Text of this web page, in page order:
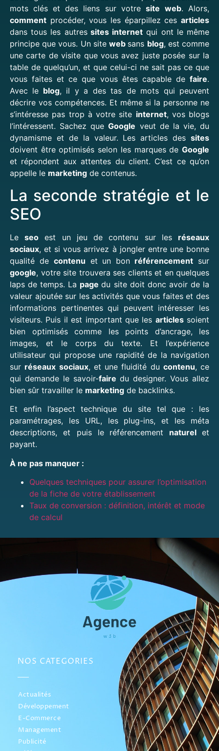
mots clés et des liens sur votre site web. Alors,
comment procéder, vous les éparpillez ces articles
dans tous les autressites internet qui ont le même
principe que vous. Un siteweb sans blog, est comme
une carte de visite que vous avez juste posée sur la
table de quelqu’un, et que celui-ci ne sait pas ce que
vous faites et ce que vous êtes capable de faire.
Avec le blog, il y a des tas de mots qui peuvent
décrire vos compétences. Et même si la personne ne
s’intéresse pas trop à votre site internet, vos blogs
l’intéressent. Sachez queGoogle veut de la vie, du
dynamisme et de la valeur. Les articles des sites
doivent être optimisés selon les marques de Google
et répondent aux attentes du client. C’est ce qu’on
appelle le marketing de contenus.
La seconde stratégie et le
SEO
Leseo est un jeu de contenu sur les réseaux
sociaux, et si vous arrivez à jongler entre une bonne
qualité de contenu et un bon référencement sur
google, votre site trouvera ses clients et en quelques
laps de temps. La pagedu site doit donc avoir de la
valeur ajoutée sur les activités que vous faites et des
informations pertinentes qui peuvent intéresser les
visiteurs. Puis il est important que les articlessoient
bien optimisés comme les points d’ancrage, les
images, et le corps du texte. Et l’expérience
utilisateur qui propose une rapidité de la navigation
sur réseaux sociaux, et une fluidité du contenu, ce
qui demande le savoir-faire du designer. Vous allez
bien sûr travailler le marketing de backlinks.
Et enfin l’aspect technique du site tel que : les
paramétrages, les URL, les plug-ins, et les méta
descriptions, et puis le référencement naturelet
payant.
À ne pas manquer :
Quelques techniques pour assurer l’optimisation
de la fiche de votre établissement
Taux de conversion : définition, intérêt et mode
de calcul
NOS CATEGORIES
Actualités
Développement
E-Commerce
Management
Publicité